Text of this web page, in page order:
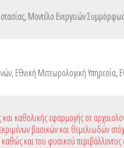
,Μοντέλο Ενεργειών
,Εθνική Μετεωρολογική Υπηρεσία,
καθολικής εφαρμογής σε
βασικών και θεμελιωδών
και του φυσικού περιβάλλοντος